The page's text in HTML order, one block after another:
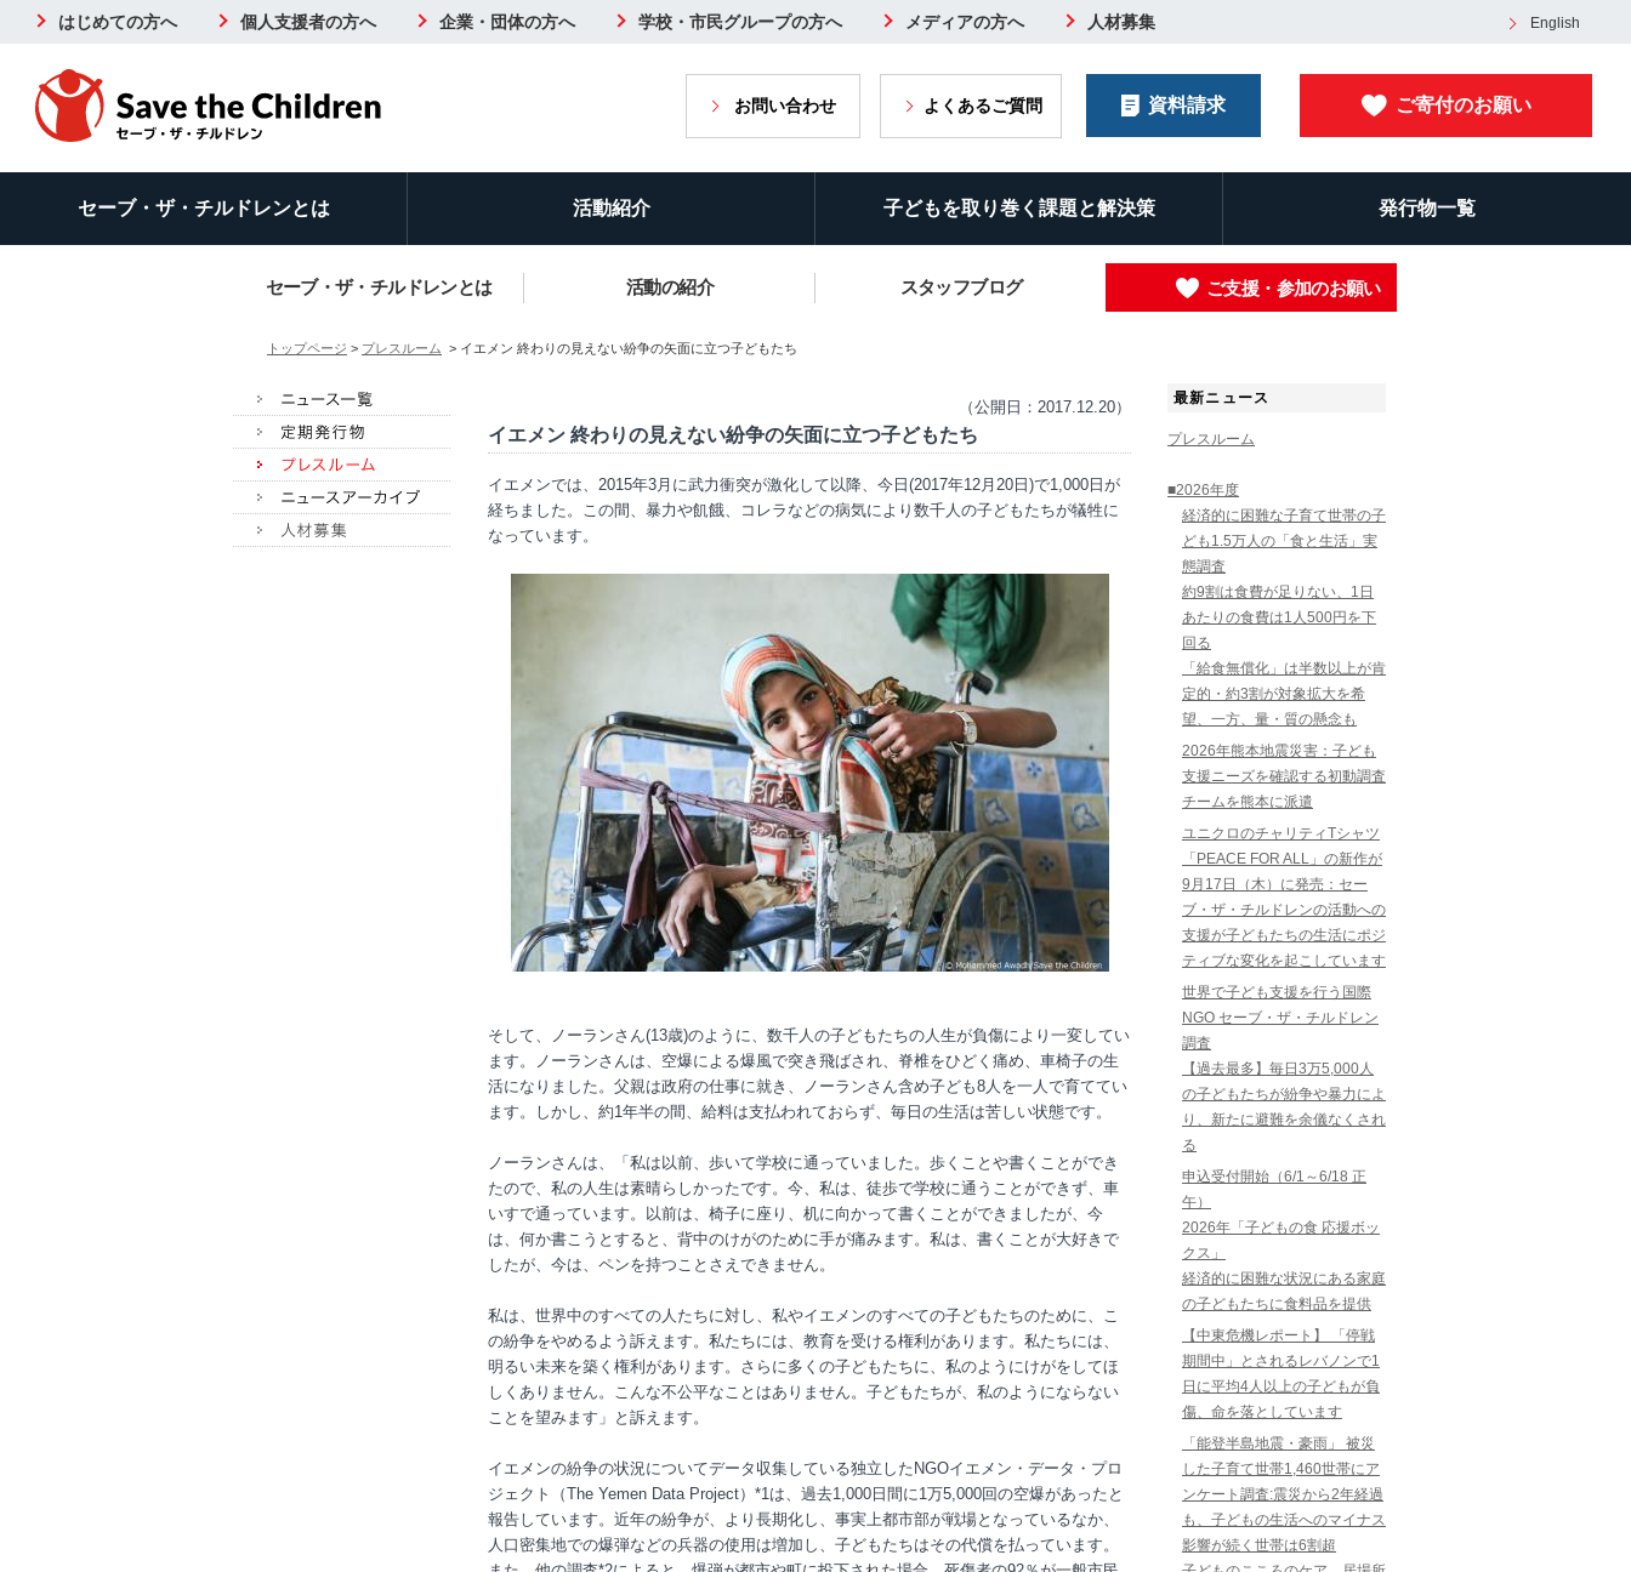
はじめての方へ 個人支援者の方へ 企業・団体の方へ 学校・市民グループの方へ メディアの方へ 人材募集 English
お問い合わせ よくあるご質問 資料請求 ご寄付のお願い
セーブ・ザ・チルドレンとは 活動紹介 子どもを取り巻く課題と解決策 発行物一覧
セーブ・ザ・チルドレンとは 活動の紹介 スタッフブログ ご支援・参加のお願い
トップページ > プレスルーム > イエメン 終わりの見えない紛争の矢面に立つ子どもたち
（公開日：2017.12.20）
イエメン 終わりの見えない紛争の矢面に立つ子どもたち
イエメンでは、2015年3月に武力衝突が激化して以降、今日(2017年12月20日)で1,000日が
経ちました。この間、暴力や飢餓、コレラなどの病気により数千人の子どもたちが犠牲に
なっています。
そして、ノーランさん(13歳)のように、数千人の子どもたちの人生が負傷により一変してい
ます。ノーランさんは、空爆による爆風で突き飛ばされ、脊椎をひどく痛め、車椅子の生
活になりました。父親は政府の仕事に就き、ノーランさん含め子ども8人を一人で育ててい
ます。しかし、約1年半の間、給料は支払われておらず、毎日の生活は苦しい状態です。
ノーランさんは、「私は以前、歩いて学校に通っていました。歩くことや書くことができ
たので、私の人生は素晴らしかったです。今、私は、徒歩で学校に通うことができず、車
いすで通っています。以前は、椅子に座り、机に向かって書くことができましたが、今
は、何か書こうとすると、背中のけがのために手が痛みます。私は、書くことが大好きで
したが、今は、ペンを持つことさえできません。
私は、世界中のすべての人たちに対し、私やイエメンのすべての子どもたちのために、こ
の紛争をやめるよう訴えます。私たちには、教育を受ける権利があります。私たちには、
明るい未来を築く権利があります。さらに多くの子どもたちに、私のようにけがをしてほ
しくありません。こんな不公平なことはありません。子どもたちが、私のようにならない
ことを望みます」と訴えます。
イエメンの紛争の状況についてデータ収集している独立したNGOイエメン・データ・プロ
ジェクト（The Yemen Data Project）*1は、過去1,000日間に1万5,000回の空爆があったと
報告しています。近年の紛争が、より長期化し、事実上都市部が戦場となっているなか、
人口密集地での爆弾などの兵器の使用は増加し、子どもたちはその代償を払っています。
最新ニュース
プレスルーム
■2026年度
経済的に困難な子育て世帯の子
ども1.5万人の「食と生活」実
態調査
約9割は食費が足りない、1日
あたりの食費は1人500円を下
回る
「給食無償化」は半数以上が肯
定的・約3割が対象拡大を希
望、一方、量・質の懸念も
2026年熊本地震災害：子ども
支援ニーズを確認する初動調査
チームを熊本に派遣
ユニクロのチャリティTシャツ
「PEACE FOR ALL」の新作が
9月17日（木）に発売：セー
ブ・ザ・チルドレンの活動への
支援が子どもたちの生活にポジ
ティブな変化を起こしています
世界で子ども支援を行う国際
NGO セーブ・ザ・チルドレン
調査
【過去最多】毎日3万5,000人
の子どもたちが紛争や暴力によ
り、新たに避難を余儀なくされ
る
申込受付開始（6/1～6/18 正
午）
2026年「子どもの食 応援ボッ
クス」
経済的に困難な状況にある家庭
の子どもたちに食料品を提供
【中東危機レポート】 「停戦
期間中」とされるレバノンで1
日に平均4人以上の子どもが負
傷、命を落としています
「能登半島地震・豪雨」 被災
した子育て世帯1,460世帯にア
ンケート調査:震災から2年経過
も、子どもの生活へのマイナス
影響が続く世帯は6割超